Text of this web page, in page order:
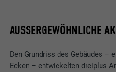
AUSSERGEWÖHNLICHE
Den Grundriss des Gebäudes –
Ecken – entwickelten dreiplus